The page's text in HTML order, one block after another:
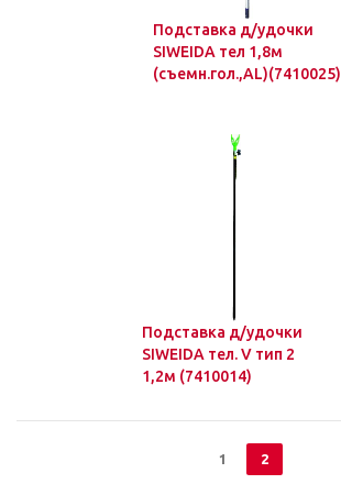
Подставка д/удочки
SIWEIDA тел 1,8м
(съемн.гол.,AL)(7410025)
Подставка д/удочки
SIWEIDA тел. V тип 2
1,2м (7410014)
1 2